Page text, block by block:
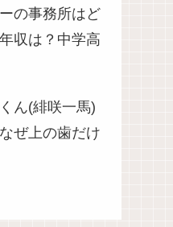
の事務所はど
収は？中学高
ん(緋咲一馬)
ぜ上の歯だけ